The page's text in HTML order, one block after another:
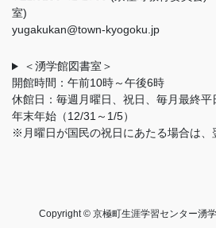
室)
yugakukan@town-kyogoku.jp
＜湧学館図書室＞
開館時間：午前10時～午後6時
休館日：毎週月曜日、祝日、毎月最終平
年末年始（12/31～1/5）
※月曜日が国民の祝日にあたる場合は、
Copyright © 京極町生涯学習センター湧